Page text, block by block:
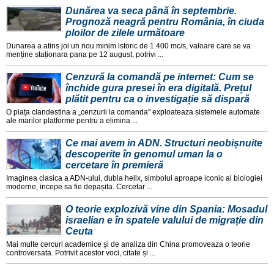
Dunărea va seca până în septembrie.
Prognoză neagră pentru România, în ciuda
ploilor de zilele următoare
Dunarea a atins joi un nou minim istoric de 1.400 mc/s, valoare care se va
menține staționara pana pe 12 august, potrivi ...
Cenzură la comandă pe internet: Cum se
închide gura presei în era digitală. Prețul
plătit pentru ca o investigație să dispară
O piața clandestina a „cenzurii la comanda" exploateaza sistemele automate
ale marilor platforme pentru a elimina ...
Ce mai avem in ADN. Structuri neobișnuite
descoperite în genomul uman la o
cercetare în premieră
Imaginea clasica a ADN-ului, dubla helix, simbolul aproape iconic al biologiei
moderne, incepe sa fie depașita. Cercetar ...
O teorie explozivă vine din Spania: Mosadul
israelian e în spatele valului de migrație din
Ceuta
Mai multe cercuri academice și de analiza din China promoveaza o teorie
controversata. Potrivit acestor voci, citate și ...